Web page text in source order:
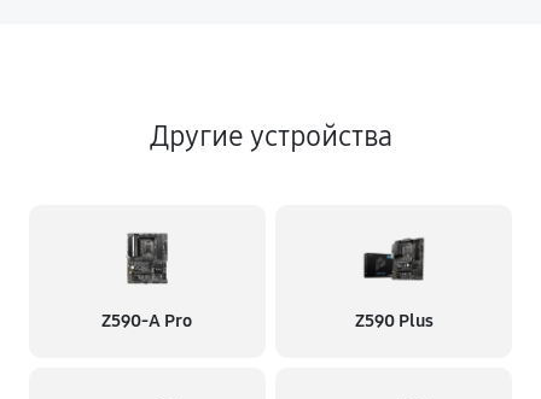
Другие устройства
Z590-A Pro Z590 Plus